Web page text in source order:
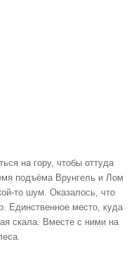
на гору, чтобы оттуда
подъёма Врунгель и Лом
то шум. Оказалось, что
Единственное место, куда
скала. Вместе с ними на